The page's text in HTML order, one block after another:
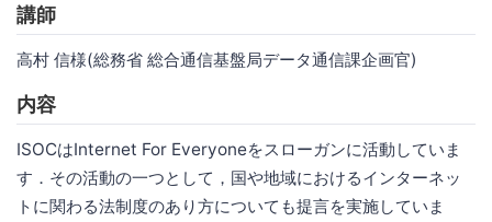
講師
高村 信様(総務省 総合通信基盤局データ通信課企画官)
内容
ISOCはInternet For Everyoneをスローガンに活動していま
す．その活動の一つとして，国や地域におけるインターネッ
トに関わる法制度のあり方についても提言を実施していま